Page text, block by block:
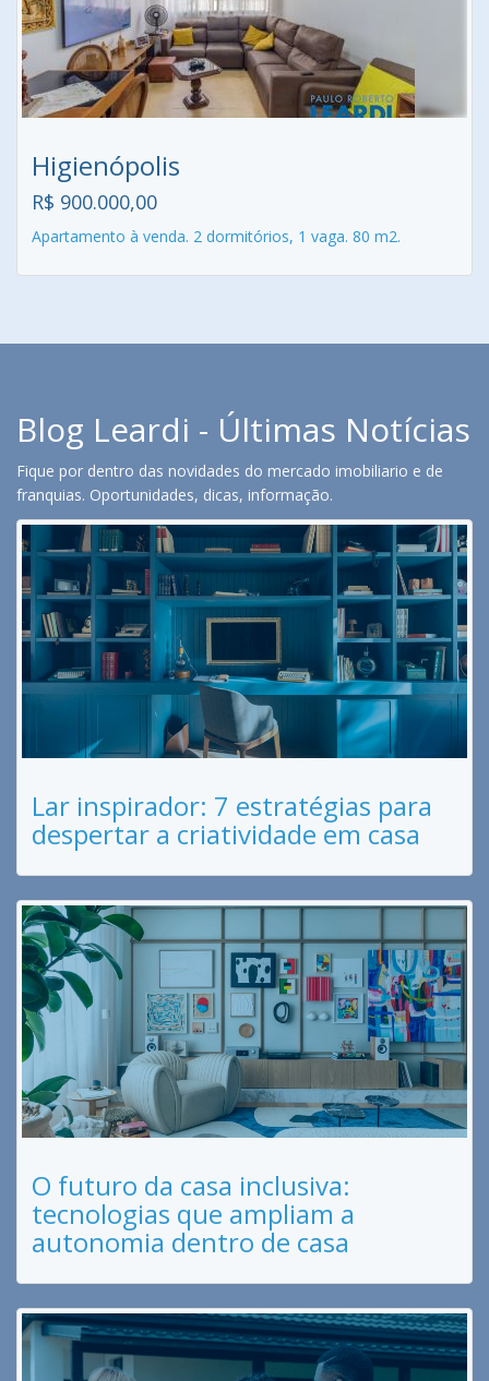
Higienópolis
R$ 900.000,00
Apartamento à venda. 2 dormitórios, 1 vaga. 80 m2.
Blog Leardi - Últimas Notícias
Fique por dentro das novidades do mercado imobiliario e de
franquias. Oportunidades, dicas, informação.
Lar inspirador: 7 estratégias para
despertar a criatividade em casa
O futuro da casa inclusiva:
tecnologias que ampliam a
autonomia dentro de casa